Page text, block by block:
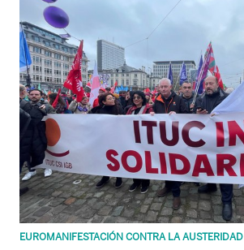
EUROMANIFESTACIÓN CONTRA LA AUSTERIDAD